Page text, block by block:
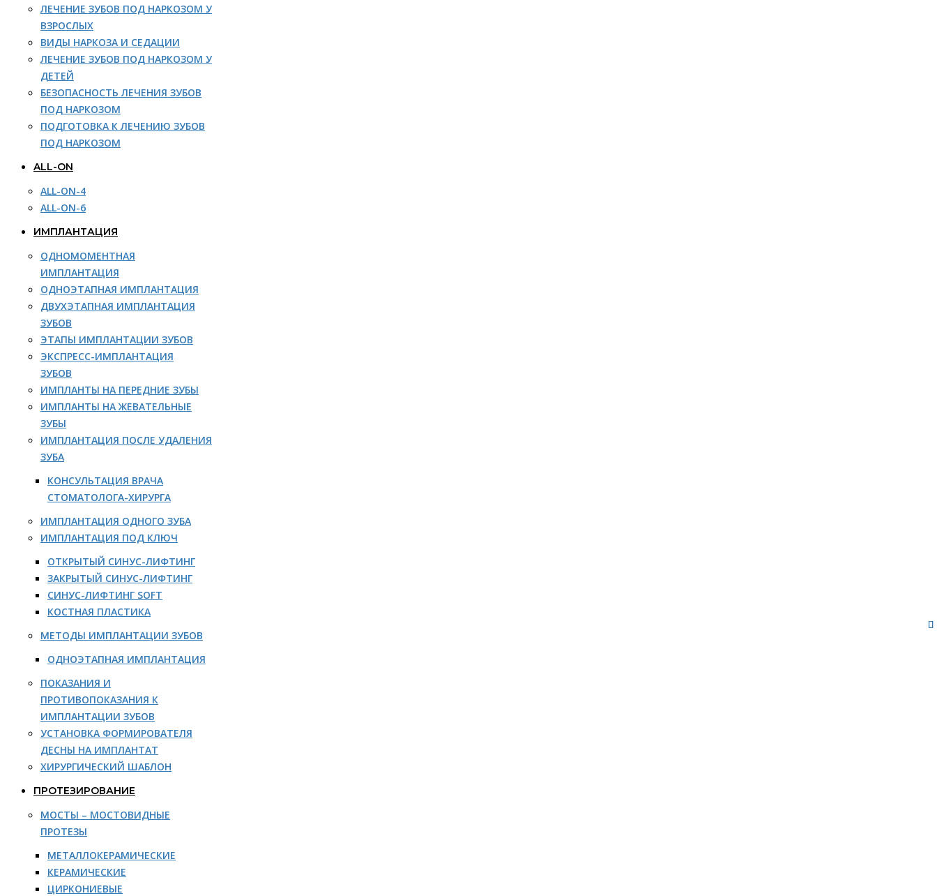
ЛЕЧЕНИЕ ЗУБОВ ПОД НАРКОЗОМ У
ВЗРОСЛЫХ
ВИДЫ НАРКОЗА И СЕДАЦИИ
ЛЕЧЕНИЕ ЗУБОВ ПОД НАРКОЗОМ У
ДЕТЕЙ
БЕЗОПАСНОСТЬ ЛЕЧЕНИЯ ЗУБОВ
ПОД НАРКОЗОМ
ПОДГОТОВКА К ЛЕЧЕНИЮ ЗУБОВ
ПОД НАРКОЗОМ
ALL-ON
ALL-ON-4
ALL-ON-6
ИМПЛАНТАЦИЯ
ОДНОМОМЕНТНАЯ
ИМПЛАНТАЦИЯ
ОДНОЭТАПНАЯ ИМПЛАНТАЦИЯ
ДВУХЭТАПНАЯ ИМПЛАНТАЦИЯ
ЗУБОВ
ЭТАПЫ ИМПЛАНТАЦИИ ЗУБОВ
ЭКСПРЕСС-ИМПЛАНТАЦИЯ
ЗУБОВ
ИМПЛАНТЫ НА ПЕРЕДНИЕ ЗУБЫ
ИМПЛАНТЫ НА ЖЕВАТЕЛЬНЫЕ
ЗУБЫ
ИМПЛАНТАЦИЯ ПОСЛЕ УДАЛЕНИЯ
ЗУБА
КОНСУЛЬТАЦИЯ ВРАЧА
СТОМАТОЛОГА-ХИРУРГА
ИМПЛАНТАЦИЯ ОДНОГО ЗУБА
ИМПЛАНТАЦИЯ ПОД КЛЮЧ
ОТКРЫТЫЙ СИНУС-ЛИФТИНГ
ЗАКРЫТЫЙ СИНУС-ЛИФТИНГ
СИНУС-ЛИФТИНГ SOFT
КОСТНАЯ ПЛАСТИКА
МЕТОДЫ ИМПЛАНТАЦИИ ЗУБОВ
ОДНОЭТАПНАЯ ИМПЛАНТАЦИЯ
ПОКАЗАНИЯ И
ПРОТИВОПОКАЗАНИЯ К
ИМПЛАНТАЦИИ ЗУБОВ
УСТАНОВКА ФОРМИРОВАТЕЛЯ
ДЕСНЫ НА ИМПЛАНТАТ
ХИРУРГИЧЕСКИЙ ШАБЛОН
ПРОТЕЗИРОВАНИЕ
МОСТЫ – МОСТОВИДНЫЕ
ПРОТЕЗЫ
МЕТАЛЛОКЕРАМИЧЕСКИЕ
КЕРАМИЧЕСКИЕ
ЦИРКОНИЕВЫЕ